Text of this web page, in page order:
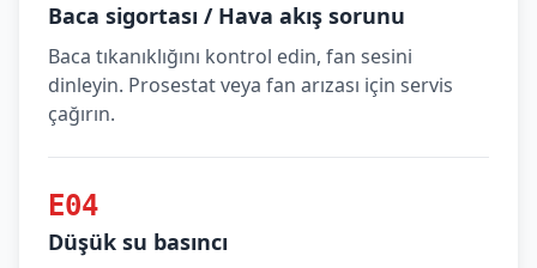
Baca sigortası / Hava akış sorunu
Baca tıkanıklığını kontrol edin, fan sesini
dinleyin. Prosestat veya fan arızası için servis
çağırın.
E04
Düşük su basıncı